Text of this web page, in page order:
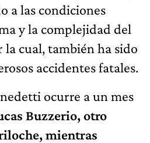
a las condiciones
y la complejidad del
la cual, también ha sido
accidentes fatales.
ocurre a un mes
Buzzerio, otro
mientras